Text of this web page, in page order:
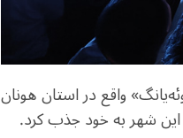
تا 26 مه (3 تا 5 خرداد) در شهر «یوئه‌یانگ» واقع در استان هونان
این شهر به خود جذب کرد.